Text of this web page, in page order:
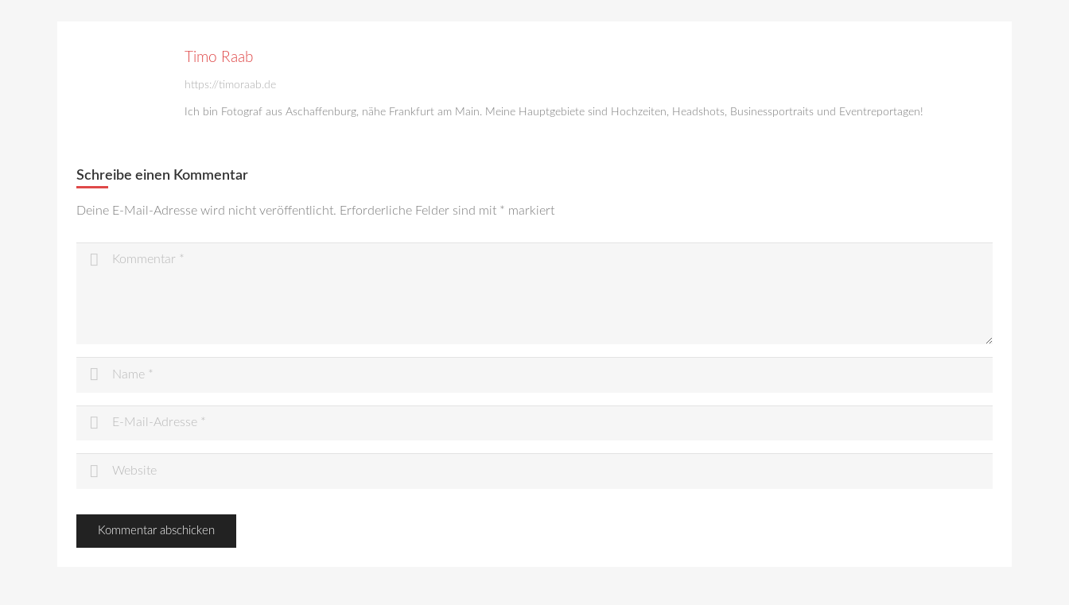
Timo Raab
https://timoraab.de
Ich bin Fotograf aus Aschaffenburg, nähe Frankfurt am Main. Meine Hauptgebiete sind Hochzeiten, Headshots, Businessportraits und Eventreportagen!
Schreibe einen Kommentar
Deine E-Mail-Adresse wird nicht veröffentlicht. Erforderliche Felder sind mit * markiert